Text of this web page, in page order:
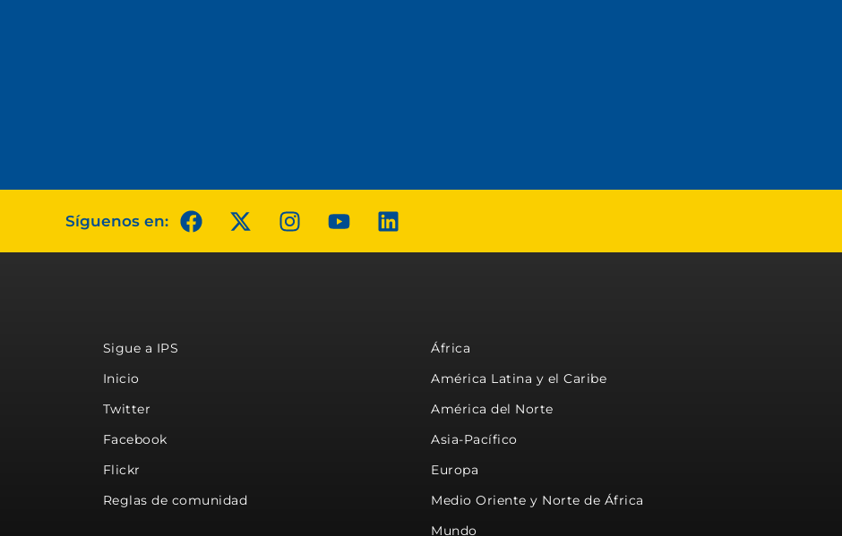
Síguenos en:
Sigue a IPS
Inicio
Twitter
Facebook
Flickr
Reglas de comunidad
África
América Latina y el Caribe
América del Norte
Asia-Pacífico
Europa
Medio Oriente y Norte de África
Mundo